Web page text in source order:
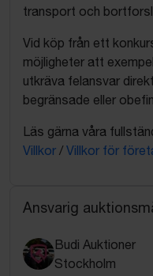
transport och
Vid köp från ett
möjligheter att
utkräva felansvar
begränsade eller
Läs gärna våra
Villkor / Villkor för
Ansvarig
Budi Auktioner
Stockholm